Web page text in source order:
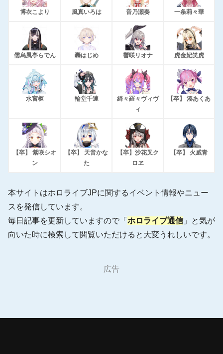
博衣こより 風真いろは 音乃瀬奏 一条莉々華
儒烏風亭らでん 轟はじめ 響咲リオナ 虎金妃笑虎
水宮枢 輪堂千速
綺々羅々ヴィヴ
ィ
【卒】 湊あくあ
【卒】 紫咲シオ
ン
【卒】 天音かな
た
【卒】沙花叉ク
ロヱ
【卒】 火威青
本サイトはホロライブJPに関するイベント情報やニュー
スを発信しています。
毎日記事を更新していますので「 ホロライブ通信 」と気が
向いた時に検索して閲覧いただけると大変うれしいです。
広告